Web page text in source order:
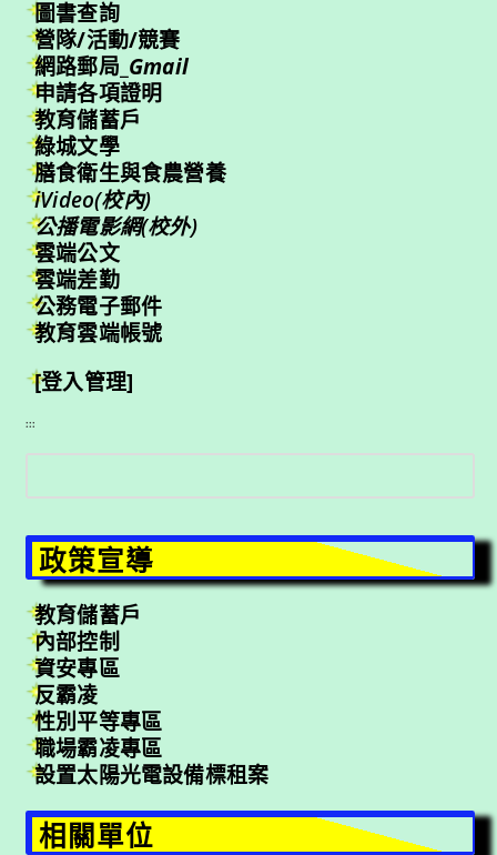
圖書查詢
營隊/活動/競賽
網路郵局_ Gmail
申請各項證明
教育儲蓄戶
綠城文學
膳食衛生與食農營養
iVideo(校內)
公播電影網(校外)
雲端公文
雲端差勤
公務電子郵件
教育雲端帳號
[登入管理]
:::
搜
尋
政策宣導
教育儲蓄戶
內部控制
資安專區
反霸凌
性別平等專區
職場霸凌專區
設置太陽光電設備標租案
相關單位